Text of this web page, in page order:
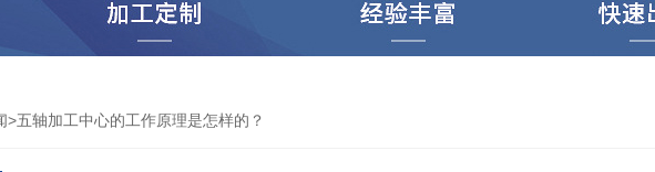
>五轴加工中心的工作原理是怎样的？